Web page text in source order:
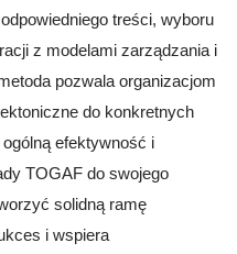
treści, wyboru
z modelami zarządzania i
pozwala organizacjom
do konkretnych
efektywność i
TOGAF do swojego
solidną ramę
i wspiera